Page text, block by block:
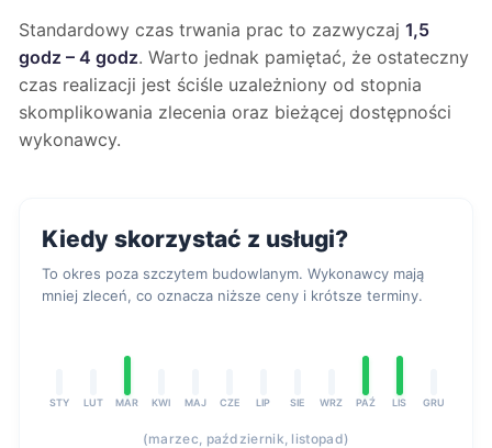
Standardowy czas trwania prac to zazwyczaj 1,5
godz – 4 godz. Warto jednak pamiętać, że ostateczny
czas realizacji jest ściśle uzależniony od stopnia
skomplikowania zlecenia oraz bieżącej dostępności
wykonawcy.
Kiedy skorzystać z usługi?
To okres poza szczytem budowlanym. Wykonawcy mają
mniej zleceń, co oznacza niższe ceny i krótsze terminy.
STY LUT MAR KWI MAJ CZE LIP SIE WRZ PAŹ LIS GRU
(marzec, październik, listopad)